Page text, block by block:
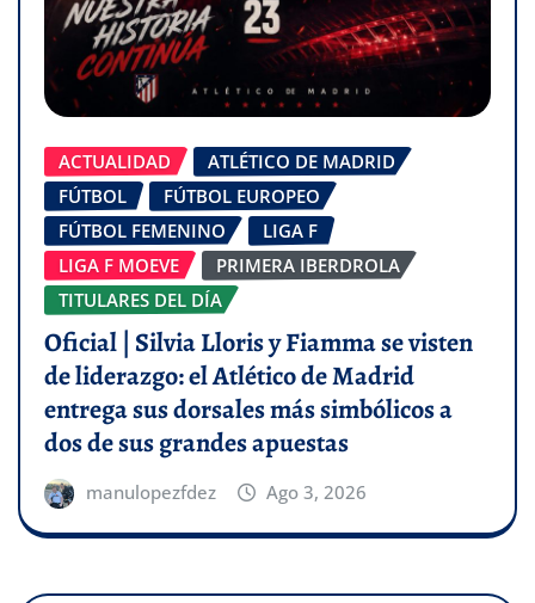
ACTUALIDAD
ATLÉTICO DE MADRID
FÚTBOL
FÚTBOL EUROPEO
FÚTBOL FEMENINO
LIGA F
LIGA F MOEVE
PRIMERA IBERDROLA
TITULARES DEL DÍA
Oficial | Silvia Lloris y Fiamma se visten
de liderazgo: el Atlético de Madrid
entrega sus dorsales más simbólicos a
dos de sus grandes apuestas
manulopezfdez Ago 3, 2026